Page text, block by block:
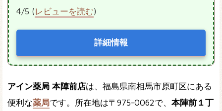
4/5 (レビューを読む)
詳細情報
アイン薬局 本陣前店は、福島県南相馬市原町区にある
便利な薬局です。所在地は〒975-0062で、 本陣前１丁